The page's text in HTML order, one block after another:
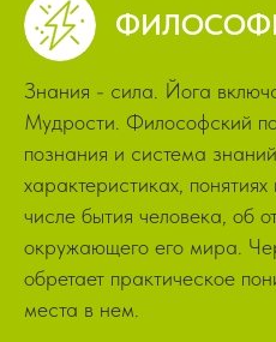
Знания - сила. Йога
Мудрости. Философский
познания и система
характеристиках,
числе бытия человека, об
окружающего его мира.
обретает практическое
места в нем.